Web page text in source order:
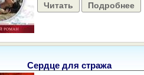
Читать Подробнее
Сердце для стража